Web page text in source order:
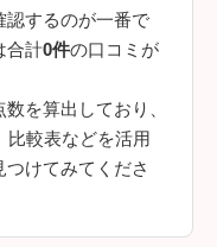
認するのが一番で
合計0件の口コミが
を算出しており、
比較表などを活用
けてみてくださ